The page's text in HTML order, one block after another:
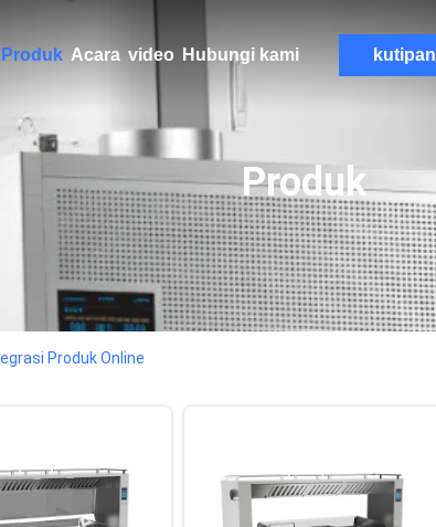
Produk Acara video Hubungi kami kutipan
Produk
Produk Online